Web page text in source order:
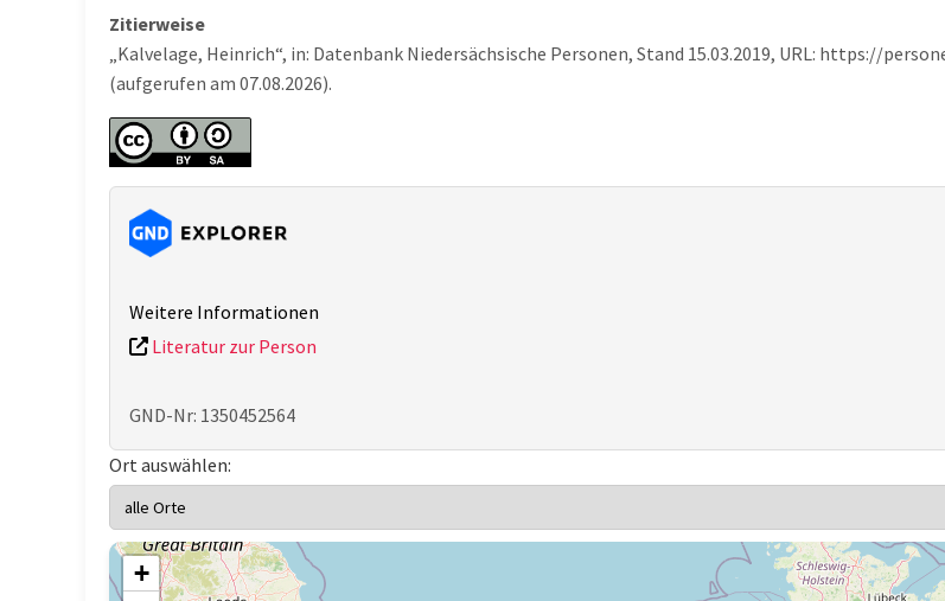
Zitierweise
„Kalvelage, Heinrich“, in: Datenbank Niedersächsische Personen, Stand 15.03.2019, URL: https://
(aufgerufen am 07.08.2026).
Weitere Informationen
Literatur zur Person
GND-Nr: 1350452564
Ort auswählen:
+